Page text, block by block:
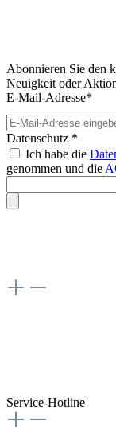
Abonnieren Sie den
Neuigkeit oder
E-Mail-Adresse*
Datenschutz *
Ich habe die
genommen und die
Service-Hotline